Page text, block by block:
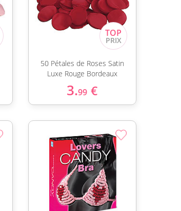
50 Pétales de Roses Satin
Luxe Rouge Bordeaux
3.99 €